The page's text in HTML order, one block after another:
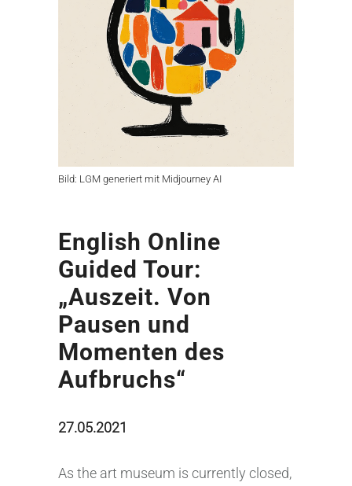
Bild: LGM generiert mit Midjourney AI
English Online
Guided Tour:
„Auszeit. Von
Pausen und
Momenten des
Aufbruchs“
27.05.2021
As the art museum is currently closed,